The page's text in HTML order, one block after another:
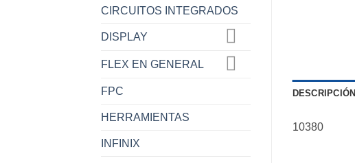
CIRCUITOS INTEGRADOS
DISPLAY
FLEX EN GENERAL
FPC
HERRAMIENTAS
INFINIX
DESCRIPCIÓN
10380